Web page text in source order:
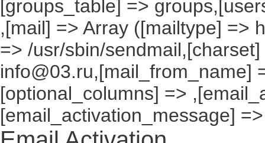
[groups_table] =>
,[mail] => Array ([mailtype] =>
=> /usr/sbin/
info@03.ru,[mail_from_name]
[optional_columns] =>
[email_activation_message] =>